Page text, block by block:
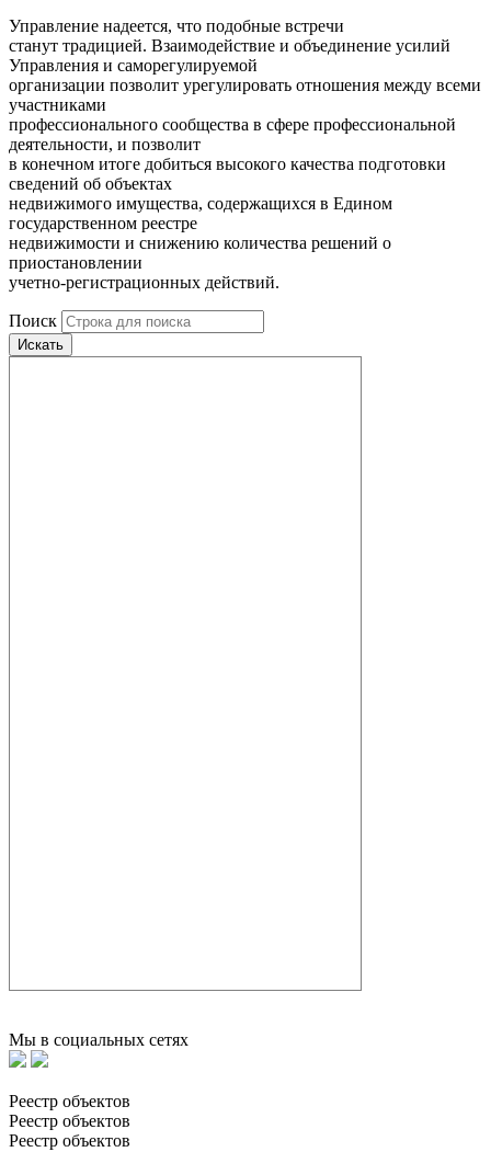
Управление надеется, что подобные встречи
станут традицией. Взаимодействие и объединение усилий
Управления и саморегулируемой
организации позволит урегулировать отношения между всеми
участниками
профессионального сообщества в сфере профессиональной
деятельности, и позволит
в конечном итоге добиться высокого качества подготовки
сведений об объектах
недвижимого имущества, содержащихся в Едином
государственном реестре
недвижимости и снижению количества решений о
приостановлении
учетно-регистрационных действий.
Поиск
Искать
Мы в социальных сетях
Реестр объектов
Реестр объектов
Реестр объектов